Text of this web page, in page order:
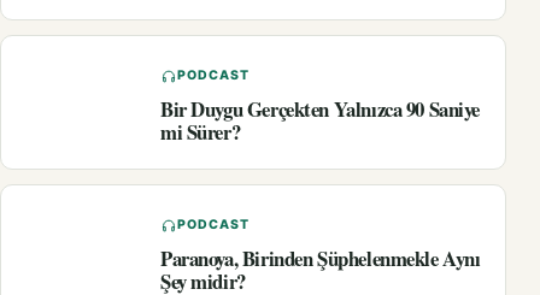
PODCAST
Bir Duygu Gerçekten Yalnızca 90 Saniye
mi Sürer?
PODCAST
Paranoya, Birinden Şüphelenmekle Aynı
Şey midir?